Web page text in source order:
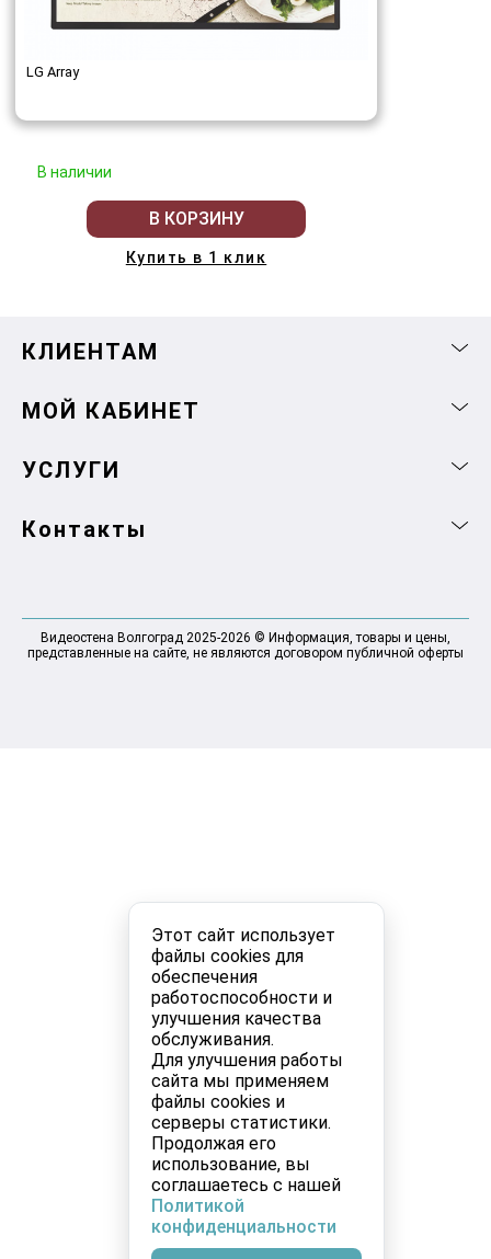
Этот сайт использует
файлы cookies для
обеспечения
работоспособности и
улучшения качества
обслуживания.
Для улучшения работы
сайта мы применяем
файлы cookies и
серверы статистики.
Продолжая его
использование, вы
соглашаетесь с нашей
Политикой
конфиденциальности
LG Array
В наличии
В КОРЗИНУ
Купить в 1 клик
КЛИЕНТАМ
МОЙ КАБИНЕТ
УСЛУГИ
Контакты
Видеостена Волгоград 2025-2026 © Информация, товары и цены,
представленные на сайте, не являются договором публичной оферты